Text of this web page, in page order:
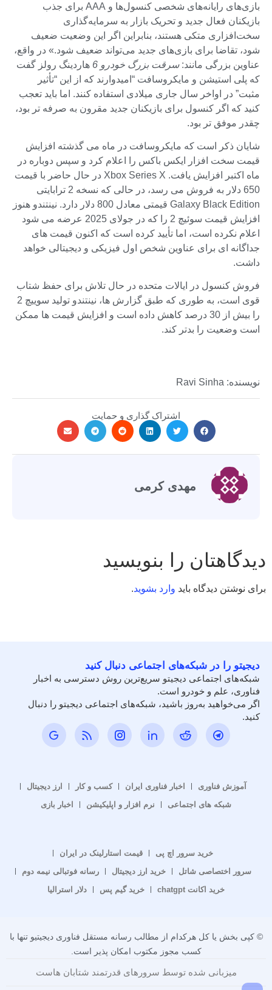
بازی‌های رایانه‌های شخصی کنسول‌ها و AAA برای جذب
بازیکنان فعال جدید و تحریک بازار به سرمایه‌گذاری
سخت‌افزاری متکی هستند، بنابراین اگر این وضعیت ضعیف
شود، تقاضا برای بازی‌های جدید می‌تواند ضعیف شود.» در واقع،
عناوین بزرگی مانند:سرقت بزرگ خودرو 6
هاردینگ رولز گفت
که پلی استیشن و مایکروسافت “امیدوارند که از این “تأثیر
مثبت” در اواخر سال جاری میلادی استفاده کنند. اما باید تعجب
کنید که اگر کنسول برای بازیکنان جدید مقرون به صرفه تر بود،
چقدر موفق تر بود.
شایان ذکر است که مایکروسافت در ماه می گذشته افزایش
قیمت سخت افزار ایکس باکس را اعلام کرد و سپس دوباره در
ماه اکتبر افزایش یافت. Xbox Series X در حال حاضر با قیمت
650 دلار به فروش می رسد، در حالی که نسخه 2 ترابایتی
Galaxy Black Edition قیمتی معادل 800 دلار دارد. نینتندو هنوز
افزایش قیمت سوئیچ 2 را که در جولای 2025 عرضه می شود
اعلام نکرده است، اما تأیید کرده است که اکنون قیمت های
جداگانه ای برای عناوین شخص اول فیزیکی و دیجیتالی خواهد
داشت.
فروش کنسول در ایالات متحده در حال تلاش برای حفظ شتاب
قوی است، به طوری که طبق گزارش ها، نینتندو تولید سوییچ 2
را بیش از 30 درصد کاهش داده است و افزایش قیمت ها ممکن
است وضعیت را بدتر کند.
نویسنده: Ravi Sinha
اشتراک گذاری و حمایت
مهدی کرمی
دیدگاهتان را بنویسید
برای نوشتن دیدگاه باید وارد بشوید.
دیجیتو را در شبکه‌های اجتماعی دنبال کنید
شبکه‌های اجتماعی دیجیتو سریع‌ترین روش دسترسی به اخبار
فناوری، علم و خودرو است.
اگر می‌خواهید به‌روز باشید، شبکه‌های اجتماعی دیجیتو را دنبال
کنید.
آموزش فناوری اخبار فناوری ایران کسب و کار
ارز دیجیتال
شبکه های اجتماعی
نرم افزار و اپلیکیشن اخبار بازی
خرید سرور اچ پی
قیمت استارلینک در ایران
سرور اختصاصی شاتل
خرید ارز دیجیتال
رسانه فوتبالی نیمه دوم
خرید اکانت chatgpt
خرید گیم پس دلار استرالیا
© کپی بخش یا کل هرکدام از مطالب رسانه مستقل فناوری دیجیتیو تنها با
کسب مجوز مکتوب امکان پذیر است.
میزبانی شده توسط سرورهای قدرتمند شتابان هاست